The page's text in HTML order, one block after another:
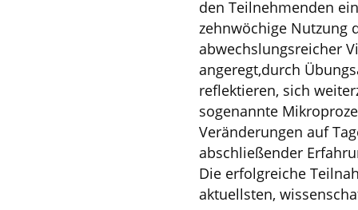
den Teilnehmenden
zehnwöchige Nutzung
abwechslungsreicher
angeregt,durch
reflektieren, sich
sogenannte
Veränderungen auf
abschließender
Die erfolgreiche
aktuellsten,